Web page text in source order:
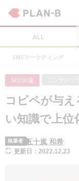
ALL
SNSマーケティング
SEO対策
コピペが与
い知識で上位
執筆者 五十嵐 和希
更新日：2022.12.23